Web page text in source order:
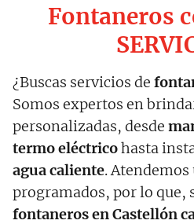
Fontaneros
¿Buscas servicios de
Somos expertos en
personalizadas, desde
termo eléctricohasta
agua caliente.
programados, por lo que,
fontaneros enCastellón